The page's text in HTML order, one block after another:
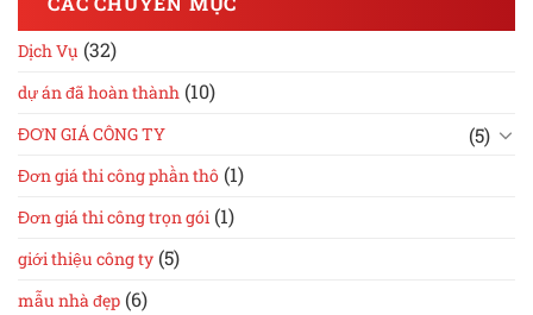
Dịch Vụ (32)
dự án đã hoàn thành (10)
ĐƠN GIÁ CÔNG TY (5)
Đơn giá thi công phần thô (1)
Đơn giá thi công trọn gói (1)
giới thiệu công ty (5)
mẫu nhà đẹp (6)